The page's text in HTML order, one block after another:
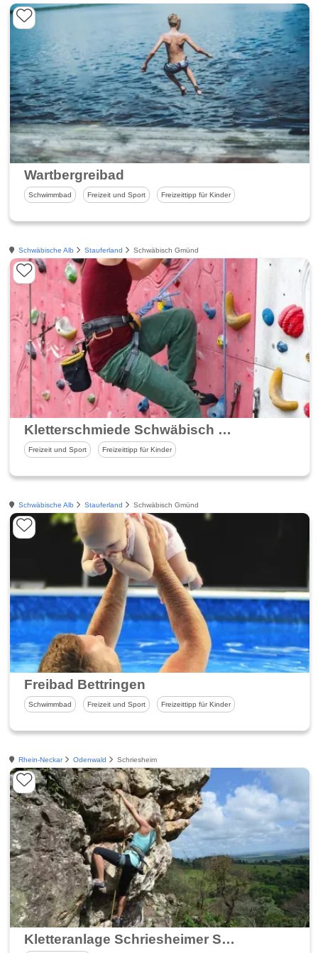
Wartbergreibad
Schwimmbad Freizeit und Sport Freizeittipp für Kinder
Schwäbische Alb Stauferland Schwäbisch Gmünd
Kletterschmiede Schwäbisch Gmünd
Freizeit und Sport Freizeittipp für Kinder
Schwäbische Alb Stauferland Schwäbisch Gmünd
Freibad Bettringen
Schwimmbad Freizeit und Sport Freizeittipp für Kinder
Rhein-Neckar Odenwald Schriesheim
Kletteranlage Schriesheimer Steinbruch